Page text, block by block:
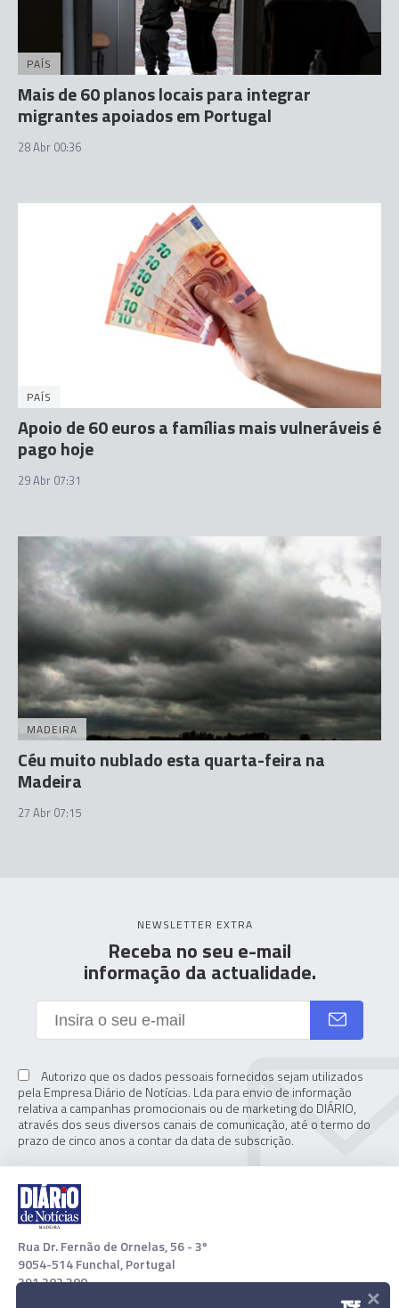
PAÍS
Mais de 60 planos locais para integrar
migrantes apoiados em Portugal
28 Abr 00:36
PAÍS
Apoio de 60 euros a famílias mais vulneráveis é
pago hoje
29 Abr 07:31
MADEIRA
Céu muito nublado esta quarta-feira na
Madeira
27 Abr 07:15
NEWSLETTER EXTRA
Receba no seu e-mail
informação da actualidade.
Autorizo que os dados pessoais fornecidos sejam utilizados
pela Empresa Diário de Notícias. Lda para envio de informação
relativa a campanhas promocionais ou de marketing do DIÁRIO,
através dos seus diversos canais de comunicação, até o termo do
prazo de cinco anos a contar da data de subscrição.
Rua Dr. Fernão de Ornelas, 56 - 3º
9054-514 Funchal, Portugal
291 202 300
×